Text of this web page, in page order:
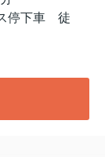
停下車 徒